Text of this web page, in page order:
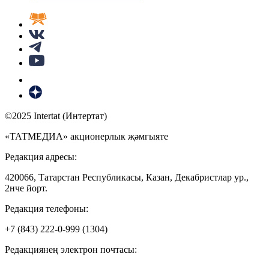
©2025 Intertat (Интертат)
«ТАТМЕДИА» акционерлык җәмгыяте
Редакция адресы:
420066, Татарстан Республикасы, Казан, Декабристлар ур.,
2нче йорт.
Редакция телефоны:
+7 (843) 222-0-999 (1304)
Редакциянең электрон почтасы: